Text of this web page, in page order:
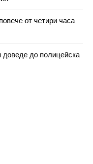
от четири часа
до полицейска